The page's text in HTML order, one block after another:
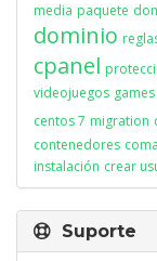
media paquete
dominio
cpanel
videojuegos games
centos 7 migration
contenedores
instalación crear
Suporte